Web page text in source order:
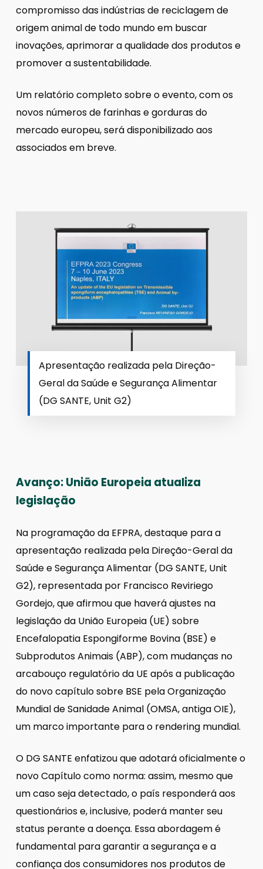
compromisso das indústrias de reciclagem de
origem animal de todo mundo em buscar
inovações, aprimorar a qualidade dos produtos e
promover a sustentabilidade.
Um relatório completo sobre o evento, com os
novos números de farinhas e gorduras do
mercado europeu, será disponibilizado aos
associados em breve.
Apresentação realizada pela Direção-
Geral da Saúde e Segurança Alimentar
(DG SANTE, Unit G2)
Avanço: União Europeia atualiza
legislação
Na programação da EFPRA, destaque para a
apresentação realizada pela Direção-Geral da
Saúde e Segurança Alimentar (DG SANTE, Unit
G2), representada por Francisco Reviriego
Gordejo, que afirmou que haverá ajustes na
legislação da União Europeia (UE) sobre
Encefalopatia Espongiforme Bovina (BSE) e
Subprodutos Animais (ABP), com mudanças no
arcabouço regulatório da UE após a publicação
do novo capítulo sobre BSE pela Organização
Mundial de Sanidade Animal (OMSA, antiga OIE),
um marco importante para o rendering mundial.
O DG SANTE enfatizou que adotará oficialmente o
novo Capítulo como norma: assim, mesmo que
um caso seja detectado, o país responderá aos
questionários e, inclusive, poderá manter seu
status perante a doença. Essa abordagem é
fundamental para garantir a segurança e a
confiança dos consumidores nos produtos de